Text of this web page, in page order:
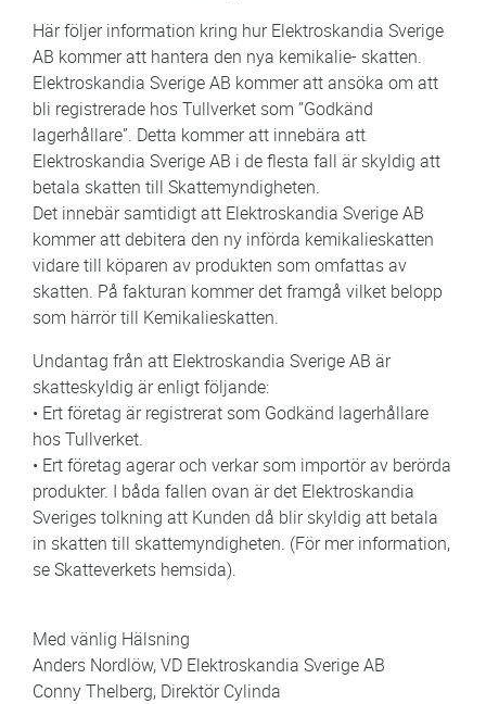
Här följer information kring hur Elektroskandia Sverige
AB kommer att hantera den nya kemikalie- skatten.
Elektroskandia Sverige AB kommer att ansöka om att
bli registrerade hos Tullverket som ”Godkänd
lagerhållare”. Detta kommer att innebära att
Elektroskandia Sverige AB i de flesta fall är skyldig att
betala skatten till Skattemyndigheten.
Det innebär samtidigt att Elektroskandia Sverige AB
kommer att debitera den ny införda kemikalieskatten
vidare till köparen av produkten som omfattas av
skatten. På fakturan kommer det framgå vilket belopp
som härrör till Kemikalieskatten.
Undantag från att Elektroskandia Sverige AB är
skatteskyldig är enligt följande:
• Ert företag är registrerat som Godkänd lagerhållare
hos Tullverket.
• Ert företag agerar och verkar som importör av berörda
produkter. I båda fallen ovan är det Elektroskandia
Sveriges tolkning att Kunden då blir skyldig att betala
in skatten till skattemyndigheten. (För mer information,
se Skatteverkets hemsida).
Med vänlig Hälsning
Anders Nordlöw, VD Elektroskandia Sverige AB
Conny Thelberg, Direktör Cylinda